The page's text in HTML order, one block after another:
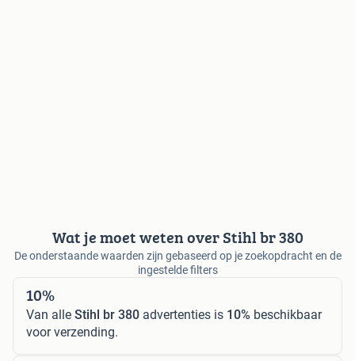
Wat je moet weten over Stihl br 380
De onderstaande waarden zijn gebaseerd op je zoekopdracht en de
ingestelde filters
10%
Van alle Stihl br 380 advertenties is 10% beschikbaar
voor verzending.